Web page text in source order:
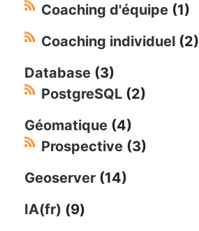
Coaching d'équipe (1)
Coaching individuel (2)
Database (3)
PostgreSQL (2)
Géomatique (4)
Prospective (3)
Geoserver (14)
IA(fr) (9)